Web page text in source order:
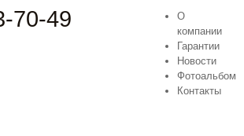
70-49
О
компании
Гарантии
Новости
Фотоальбом
Контакты